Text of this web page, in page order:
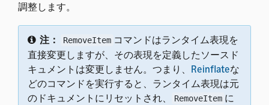
調整します。
注： RemoveItem コマンドはランタイム表現を
直接変更しますが、その表現を定義したソースド
キュメントは変更しません。つまり、 Reinflateな
どのコマンドを実行すると、ランタイム表現は元
のドキュメントにリセットされ、
RemoveItem に